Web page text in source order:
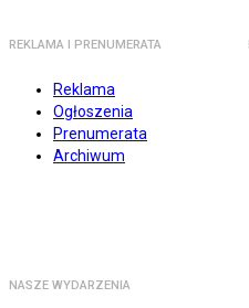
REKLAMA I PRENUMERATA
Reklama
Ogłoszenia
Prenumerata
Archiwum
NASZE WYDARZENIA